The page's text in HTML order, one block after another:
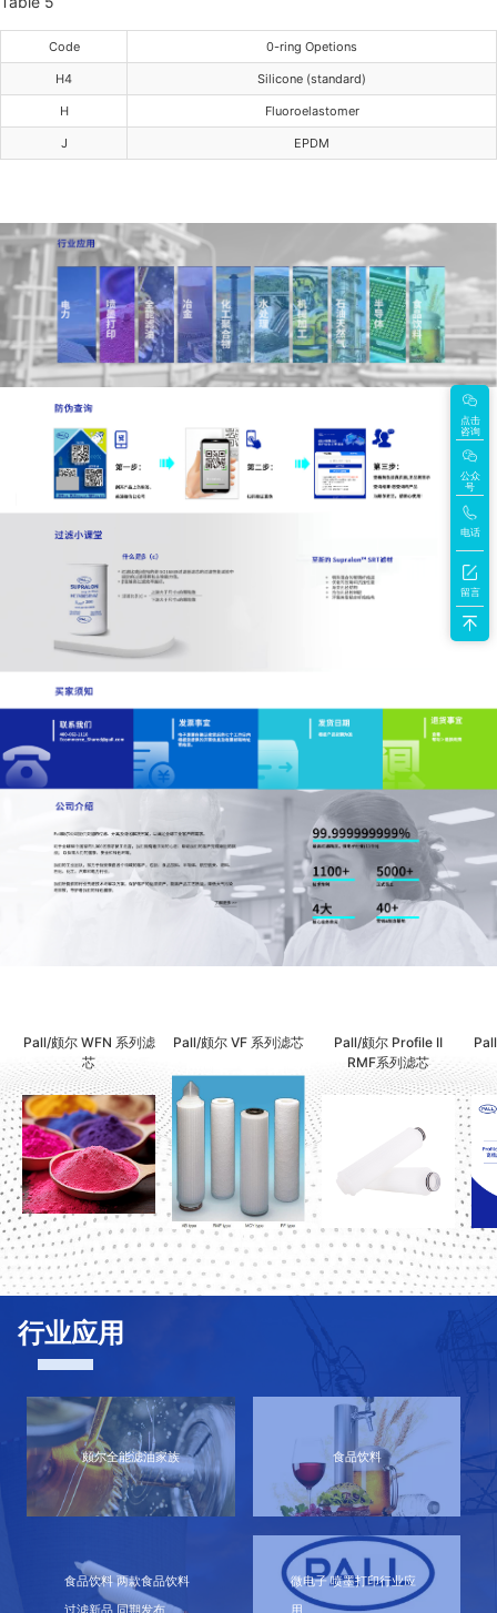
Code 0-ring Opetions
H4 Silicone (standard)
H Fluoroelastomer
J EPDM
Pall/颇尔 WFN 系列滤
芯
Pall/颇尔 VF 系列滤芯
Pall/颇尔 Profile II
RMF系列滤芯
行业应用
颇尔全能滤油家族 食品饮料
食品饮料 两款食品饮料
微电子 喷墨打印行业应
点击
咨询
公众
号
电话
留言